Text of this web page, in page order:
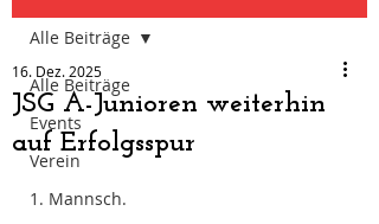
Alle Beiträge
Events
Verein
1. Mannsch.
Alle Beiträge
JSG A-Junioren weiterhin
auf Erfolgsspur
16. Dez. 2025